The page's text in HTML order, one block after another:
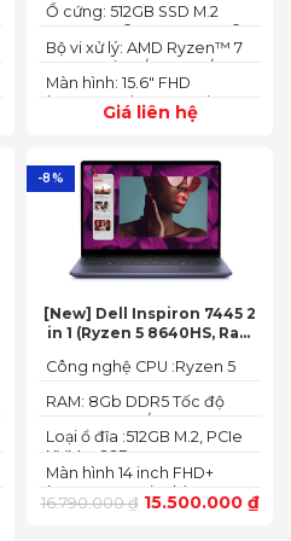
Giá liên hệ
Màn hình: 15.6" FHD
(1920x1080) IPS 300nits
Anti-glare, 100% sRGB,
Bộ vi xử lý: AMD Ryzen™ 7
74355HS (8C / 16T, 3.8 /
5.1GHz, 8MB L2 / 16MB L3)
Ổ cứng: 512GB SSD M.2
2242 PCIe® 4.0x4 NVMe®
(2 slots nvme)
-8%
[New] Dell Inspiron 7445 2
in 1 (Ryzen 5 8640HS, Ram
Radeon,14 FHD+ Touch)
16.790.000₫ 15.500.000 ₫
Màn hình 14 inch FHD+
(1920 x 1200 pixels)
Loại ổ đĩa :512GB M.2, PCIe
NVMe, SSD
RAM: 8Gb DDR5 Tốc độ
BUS :5200MT/s
Công nghệ CPU :Ryzen 5